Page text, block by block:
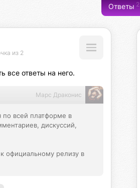
Ответы2
из 2
все ответы на него.
Марс Драконис
по всей платформе в
дискуссий,
официальному релизу в